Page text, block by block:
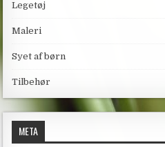
Legetøj
Maleri
Syet af børn
Tilbehør
META